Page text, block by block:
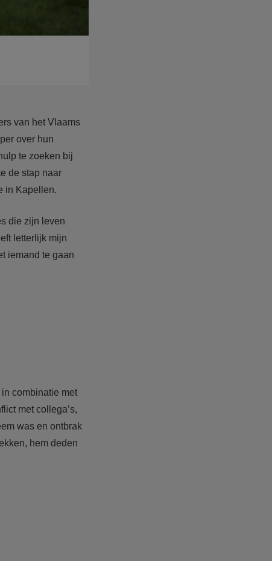
van het Vlaams
over hun
te zoeken bij
de stap naar
in Kapellen.
die zijn leven
letterlijk mijn
iemand te gaan
combinatie met
met collega’s,
was en ontbrak
hem deden